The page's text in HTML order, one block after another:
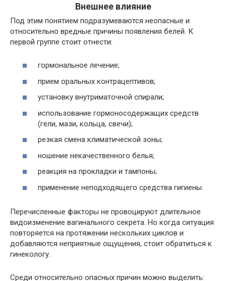
Внешнее влияние
Под этим понятием подразумеваются неопасные и
относительно вредные причины появления белей. К
первой группе стоит отнести:
гормональное лечение;
прием оральных контрацептивов;
установку внутриматочной спирали;
использование гормоносодержащих средств
(гели, мази, кольца, свечи);
резкая смена климатической зоны;
ношение некачественного белья;
реакция на прокладки и тампоны;
применение неподходящего средства гигиены.
Перечисленные факторы не провоцируют длительное
видоизменение вагинального секрета. Но когда ситуация
повторяется на протяжении нескольких циклов и
добавляются неприятные ощущения, стоит обратиться к
гинекологу.
Среди относительно опасных причин можно выделить: